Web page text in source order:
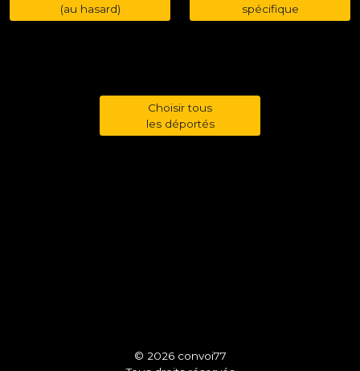
(au hasard)
spécifique
Choisir tous
les déportés
© 2026 convoi77